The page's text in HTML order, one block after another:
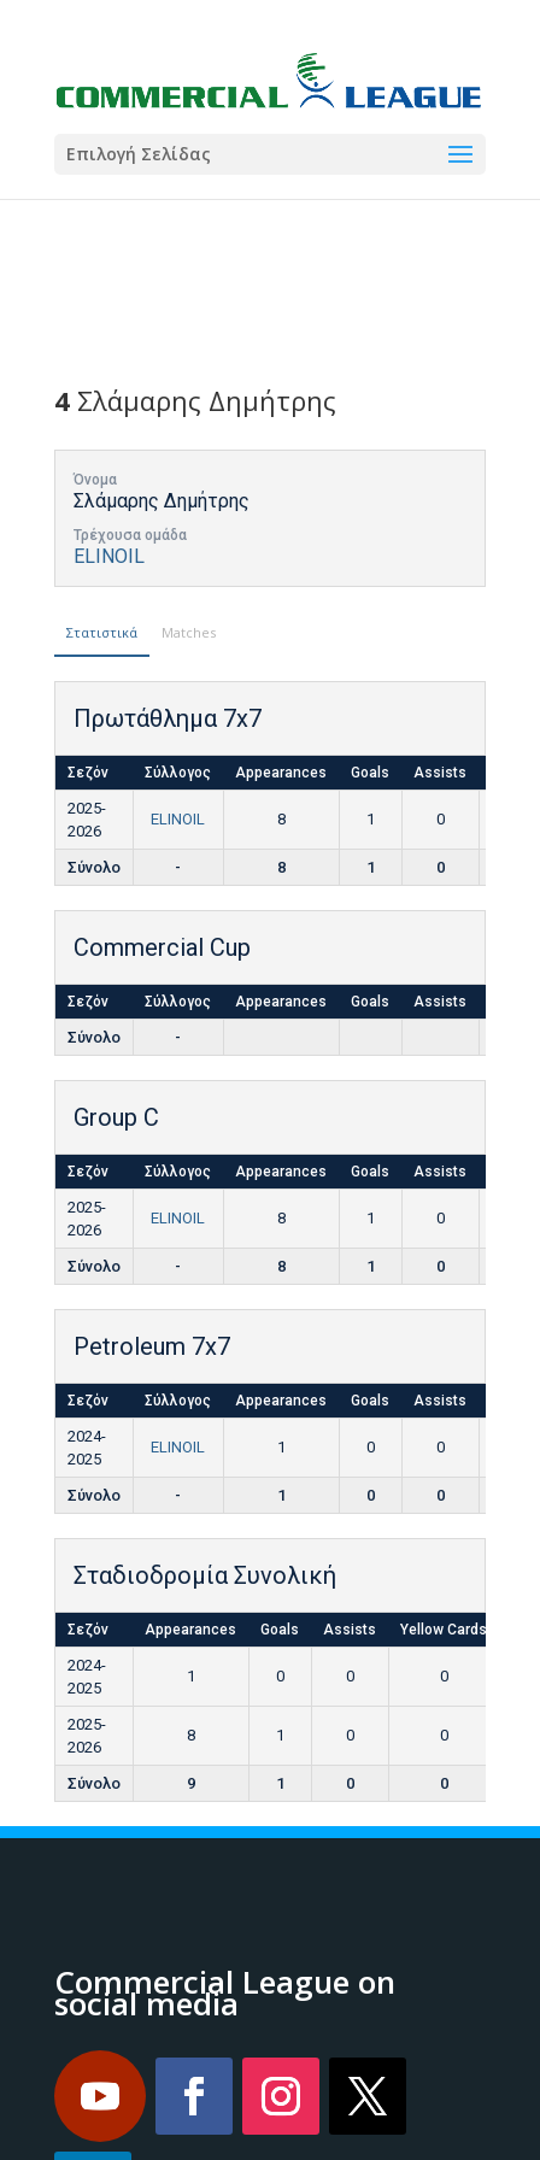
Coral
Σωματείο ΣΟΛ
Coral
5
Επιλογή Σελίδας
4Σλάμαρης Δημήτρης
Όνομα
Σλάμαρης Δημήτρης
Τρέχουσα ομάδα
ELINOIL
Στατιστικά Matches
Πρωτάθλημα 7x7
Σεζόν Σύλλογος Appearances Goals Assists
2025-
2026
ELINOIL 8 1 0
Σύνολο - 8 1 0
Commercial Cup
Σεζόν Σύλλογος Appearances Goals Assists
Σύνολο -
Group C
Σεζόν Σύλλογος Appearances Goals Assists
2025-
2026
ELINOIL 8 1 0
Σύνολο - 8 1 0
Petroleum 7x7
Σεζόν Σύλλογος Appearances Goals Assists
2024-
2025
ELINOIL 1 0 0
Σύνολο - 1 0 0
Σταδιοδρομία Συνολική
Σεζόν Appearances Goals Assists Yellow Cards
2024-
2025
1 0 0 0
2025-
2026
8 1 0 0
Σύνολο 9 1 0 0
Commercial League on
social media